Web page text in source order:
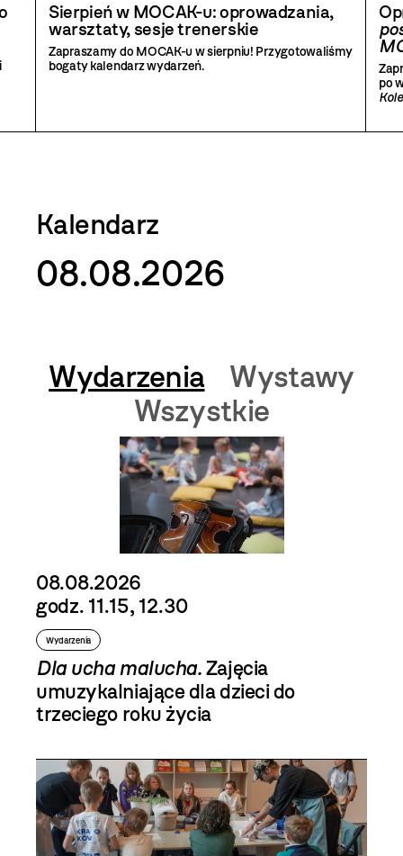
Sierpień w MOCAK-u: oprowadzania,
warsztaty, sesje trenerskie
Zapraszamy do MOCAK-u w sierpniu! Przygotowaliśmy
bogaty kalendarz wydarzeń.
po
Kalendarz
08.08.2026
Wydarzenia
Wystawy
Wszystkie
08.08.2026
godz. 11.15, 12.30
Wydarzenia
Dla ucha malucha.Zajęcia
umuzykalniające dla dzieci do
trzeciego roku życia